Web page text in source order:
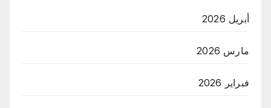
أبريل 2026
مارس 2026
فبراير 2026